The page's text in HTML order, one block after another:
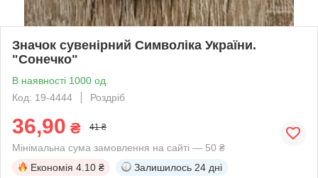
Значок сувенірний Символіка України.
"Сонечко"
В наявності 1000 од.
Код: 19-4444
Роздріб
36,90 ₴ 41 ₴
Мінімальна сума замовлення на сайті — 50 ₴
Економія 4.10 ₴ Залишилось 24 дні